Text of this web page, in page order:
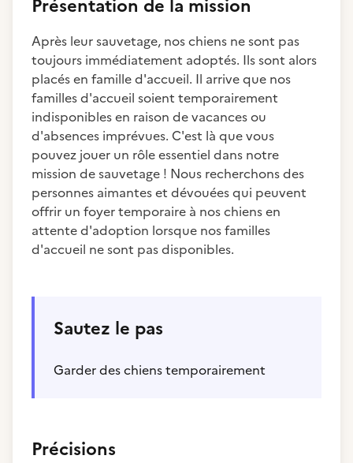
Présentation de la mission
Après leur sauvetage, nos chiens ne sont pas
toujours immédiatement adoptés. Ils sont alors
placés en famille d'accueil. Il arrive que nos
familles d'accueil soient temporairement
indisponibles en raison de vacances ou
d'absences imprévues. C'est là que vous
pouvez jouer un rôle essentiel dans notre
mission de sauvetage ! Nous recherchons des
personnes aimantes et dévouées qui peuvent
offrir un foyer temporaire à nos chiens en
attente d'adoption lorsque nos familles
d'accueil ne sont pas disponibles.
Sautez le pas
Garder des chiens temporairement
Précisions